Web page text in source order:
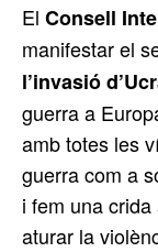
El Consell
manifestar el
l’invasió
guerra a
amb totes les
guerra com a
i fem una
aturar la